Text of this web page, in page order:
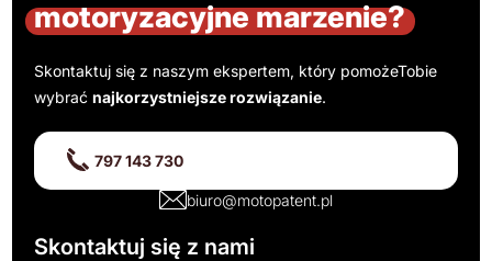
motoryzacyjne marzenie?
Skontaktuj się z naszym ekspertem, który pomożeTobie
wybraćnajkorzystniejsze rozwiązanie.
797 143 730
biuro@motopatent.pl
Skontaktuj się z nami